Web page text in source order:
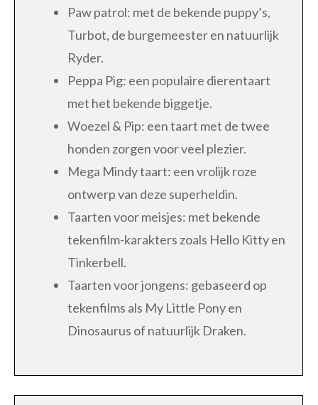
Paw patrol: met de bekende puppy’s,
Turbot, de burgemeester en natuurlijk
Ryder.
Peppa Pig: een populaire dierentaart
met het bekende biggetje.
Woezel & Pip: een taart met de twee
honden zorgen voor veel plezier.
Mega Mindy taart: een vrolijk roze
ontwerp van deze superheldin.
Taarten voor meisjes: met bekende
tekenfilm-karakters zoals Hello Kitty en
Tinkerbell.
Taarten voor jongens: gebaseerd op
tekenfilms als My Little Pony en
Dinosaurus of natuurlijk Draken.